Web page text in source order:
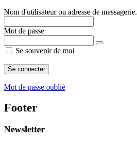
Nom d'utilisateur ou adresse de messagerie.
Mot de passe
Se souvenir de moi
Mot de passe oublié
Footer
Newsletter